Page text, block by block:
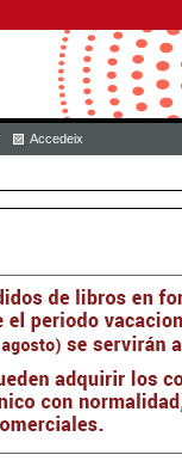
Accedeix